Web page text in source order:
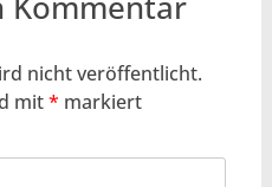
nicht veröffentlicht.
mit* markiert